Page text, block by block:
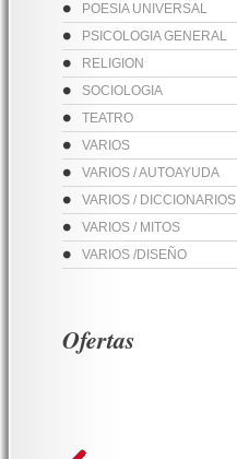
POESIA UNIVERSAL
PSICOLOGIA GENERAL
RELIGION
SOCIOLOGIA
TEATRO
VARIOS
VARIOS / AUTOAYUDA
VARIOS / DICCIONARIOS
VARIOS / MITOS
VARIOS /DISEÑO
Ofertas